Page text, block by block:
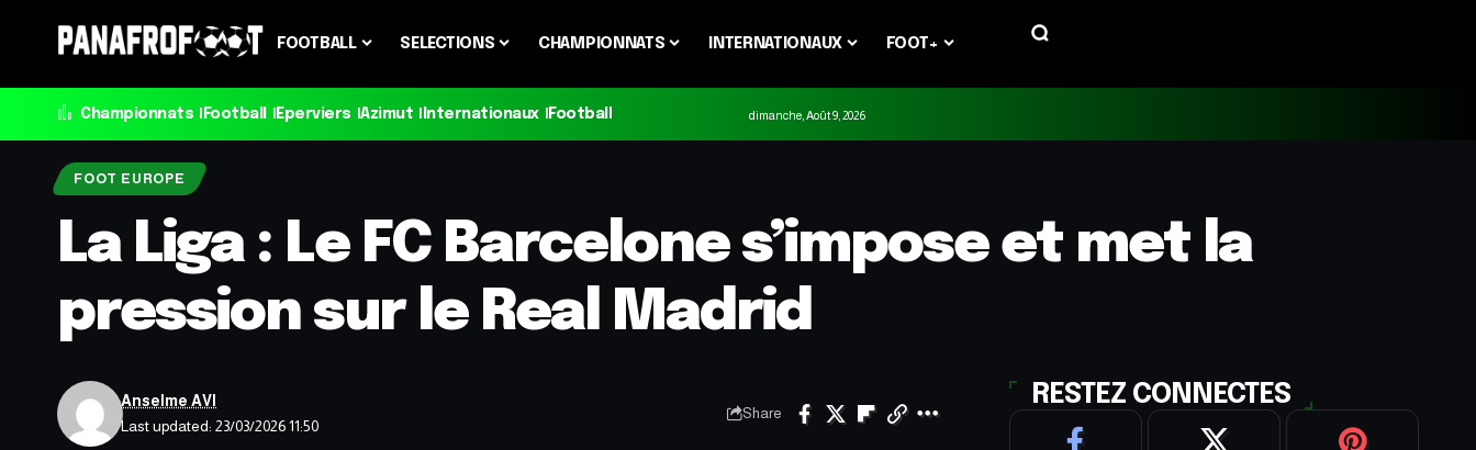
FOOTBALL SELECTIONS CHAMPIONNATS INTERNATIONAUX FOOT+
Championnats Football Eperviers Azimut Internationaux Football dimanche, Août 9, 2026
FOOT EUROPE
La Liga : Le FC Barcelone s’impose et met la
pression sur le Real Madrid
Last updated: 23/03/2026 11:50
Anselme AVI
Share
RESTEZ CONNECTES